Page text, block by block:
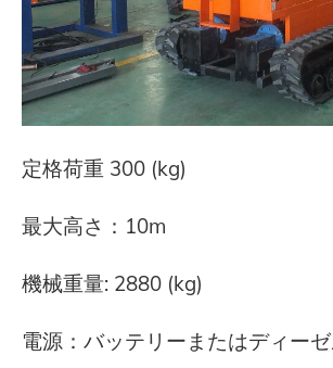
定格荷重 300 (kg)
最大高さ：10m
機械重量: 2880 (kg)
電源：バッテリーまたはディー